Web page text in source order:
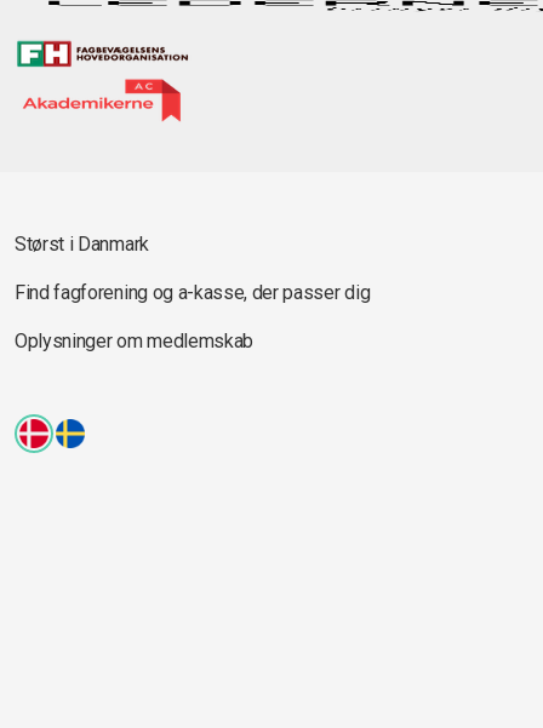
Størst i Danmark
Find fagforening og a-kasse, der passer dig
Oplysninger om medlemskab